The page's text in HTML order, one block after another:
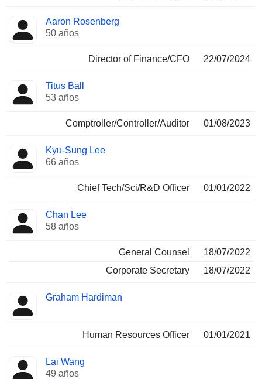
Aaron Rosenberg
50 años
Director of Finance/CFO 22/07/2024
Titus Ball
53 años
Comptroller/Controller/Auditor 01/08/2023
Kyu-Sung Lee
66 años
Chief Tech/Sci/R&D Officer 01/01/2022
Chan Lee
58 años
General Counsel
18/07/2022
Corporate Secretary
18/07/2022
Graham Hardiman
Human Resources Officer 01/01/2021
Lai Wang
49 años